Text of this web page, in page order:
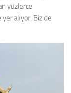
yüzlerce
alıyor. Biz de